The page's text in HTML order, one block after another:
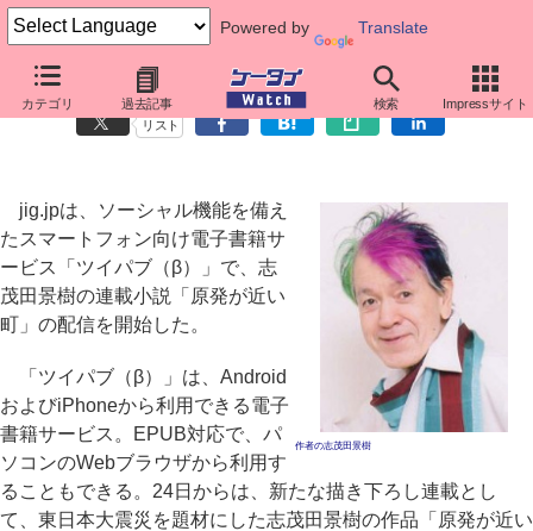
Powered by Translate
カテゴリ 過去記事 検索 Impressサイト
志茂田景樹の書き下ろし連載「原発が近い町」、ツイパブで配信
リスト
作者の志茂田景樹
jig.jpは、ソーシャル機能を備え
たスマートフォン向け電子書籍サ
ービス「ツイパブ（β）」で、志
茂田景樹の連載小説「原発が近い
町」の配信を開始した。
「ツイパブ（β）」は、Android
およびiPhoneから利用できる電子
書籍サービス。EPUB対応で、パ
ソコンのWebブラウザから利用す
ることもできる。24日からは、新たな描き下ろし連載とし
て、東日本大震災を題材にした志茂田景樹の作品「原発が近い